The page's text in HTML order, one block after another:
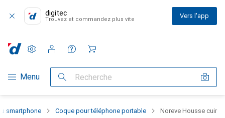
digitec
Trouvez et commandez plus vite Vers l'app
Navigation par catégorie
Menu Recherche
Paramètres
Compte client
Listes de comparaison
Listes d'envies
Panier
smartphone Coque pour téléphone portable Noreve Housse cuir